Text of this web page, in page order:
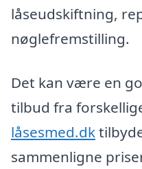
låseudskiftning,
nøglefremstilling.
Det kan være en
tilbud fra
låsesmed.dk
sammenligne